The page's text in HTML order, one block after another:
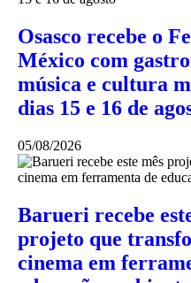
Osasco recebe o
México com
música e cultura
dias 15 e 16 de
05/08/2026
Barueri recebe
projeto que
cinema em